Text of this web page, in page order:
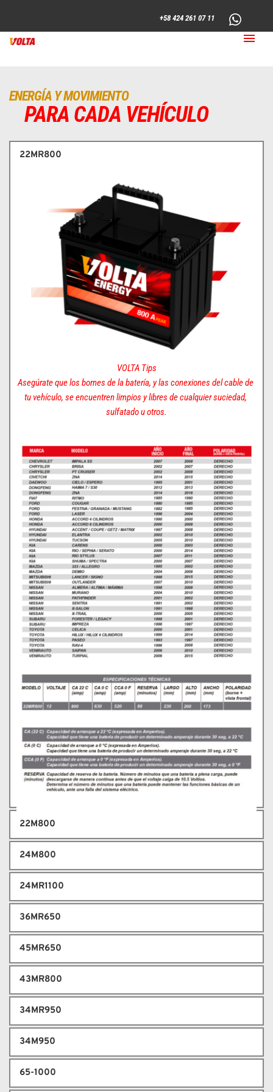
+58 424 261 07 11
ENERGÍA Y MOVIMIENTO
PARA CADA VEHÍCULO
22MR800
VOLTA Tips
Asegúrate que los bornes de la batería, y las conexiones del cable de
tu vehículo, se encuentren limpios y libres de cualquier suciedad,
sulfatado u otros.
22M800
24M800
24MR1100
36MR650
45MR650
43MR800
34MR950
34M950
65-1000